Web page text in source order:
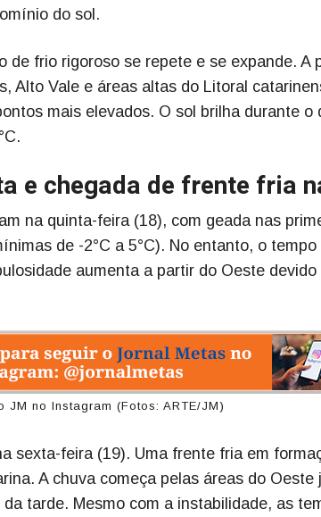
do sol.
de frio rigoroso se repete e se expande. A
Alto Vale e áreas altas do Litoral
mais elevados. O sol brilha durante
e chegada de frente fria
na quinta-feira (18), com geada nas
de -2°C a 5°C). No entanto, o
aumenta a partir do Oeste
no Instagram (Fotos: ARTE/JM)
sexta-feira (19). Uma frente fria em
A chuva começa pelas áreas do
tarde. Mesmo com a instabilidade, as